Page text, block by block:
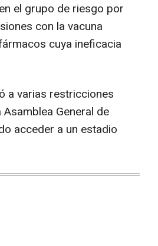
el grupo de riesgo por
con la vacuna
cuya ineficacia
a varias restricciones
General de
acceder a un estadio